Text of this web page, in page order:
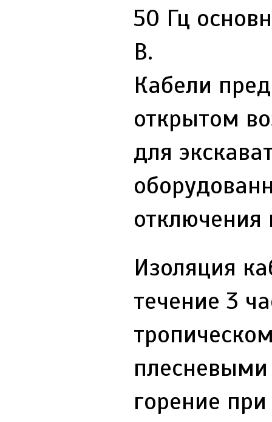
50 Гц
В.
Кабели
открытом
для
Изоляция
течение 3
горение